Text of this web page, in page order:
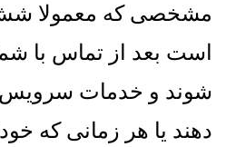
مشخصی که معمولا شش
است بعد از تماس با
شوند و خدمات سرویس
دهند یا هر زمانی که